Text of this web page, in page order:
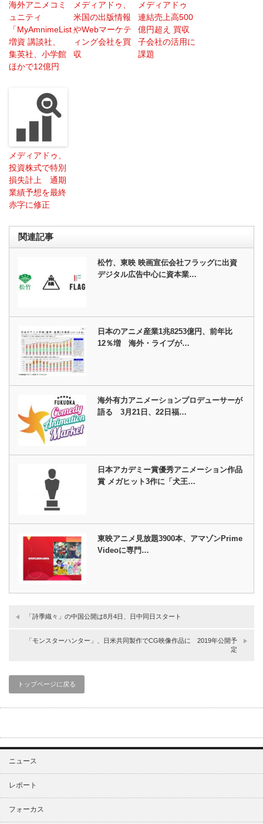
海外アニメコミ
ュニティ
「MyAmnimeList」
増資 講談社、
集英社、小学館
ほかで12億円
メディアドゥ、
米国の出版情報
やWebマーケテ
ィング会社を買
収
メディアドゥ
連結売上高500
億円超え 買収
子会社の活用に
課題
メディアドゥ、
投資株式で特別
損失計上 通期
業績予想を最終
赤字に修正
関連記事
松竹、東映 映画宣伝会社フラッグに出資
デジタル広告中心に資本業…
日本のアニメ産業1兆8253億円、前年比
12％増 海外・ライブが…
海外有力アニメーションプロデューサーが
語る 3月21日、22日福…
日本アカデミー賞優秀アニメーション作品
賞 メガヒット3作に「犬王…
東映アニメ見放題3900本、アマゾンPrime
Videoに専門…
「詩季織々」の中国公開は8月4日、日中同日スタート
「モンスターハンター」、日米共同製作でCG映像作品に 2019年公開予
定
トップページに戻る
ニュース
レポート
フォーカス